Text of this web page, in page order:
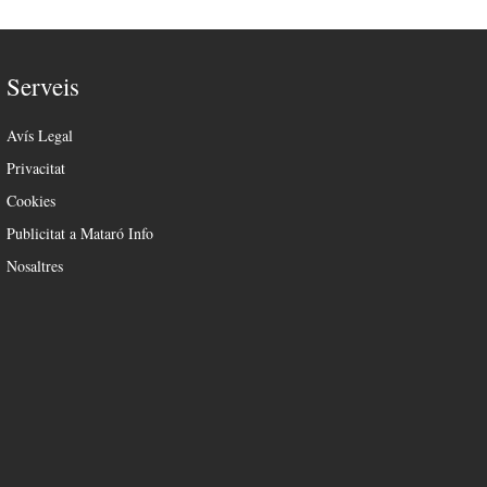
Serveis
Avís Legal
Privacitat
Cookies
Publicitat a Mataró Info
Nosaltres